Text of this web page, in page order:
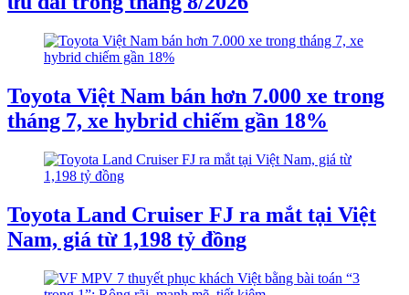
Toyota Việt Nam bán hơn 7.000 xe trong
tháng 7, xe hybrid chiếm gần 18%
Toyota Land Cruiser FJ ra mắt tại Việt
Nam, giá từ 1,198 tỷ đồng